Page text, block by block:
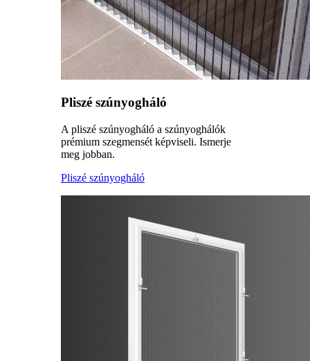
Pliszé szúnyogháló
A pliszé szúnyogháló a szúnyoghálók
prémium szegmensét képviseli. Ismerje
meg jobban.
Pliszé szúnyogháló